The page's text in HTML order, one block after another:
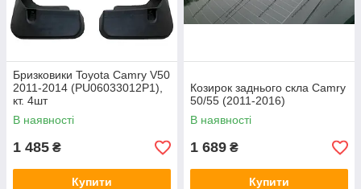
Бризковики Toyota Camry V50
2011-2014 (PU06033012P1),
кт. 4шт
В наявності
1 485 ₴
Купити
Козирок заднього скла Camry
50/55 (2011-2016)
В наявності
1 689 ₴
Купити